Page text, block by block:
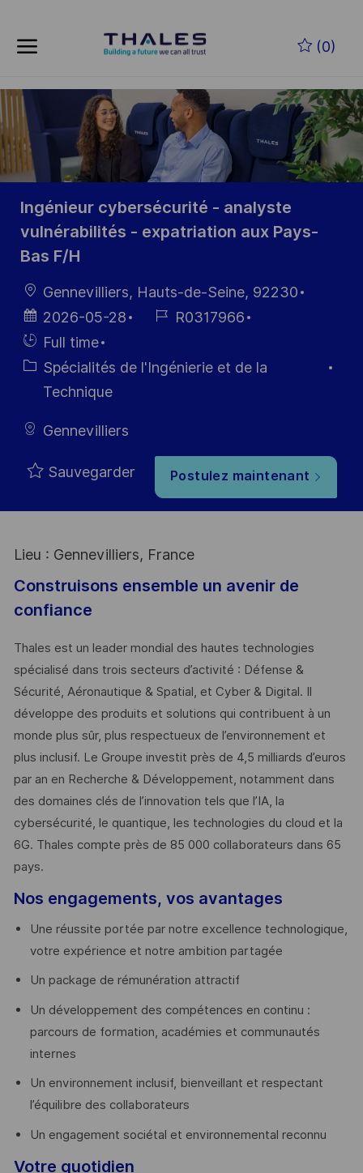
(0)
-
Ingénieur cybersécurité - analyste
vulnérabilités - expatriation aux Pays-
Bas F/H
localisation
Gennevilliers, Hauts-de-Seine, 92230
Date
d’affichage
2026-05-28
Référence
R0317966
Hiring
Type
Full time
Catégorie
Spécialités de l'Ingénierie et de la
Technique
Gennevilliers
Sauvegarder Postulez maintenant
Lieu : Gennevilliers, France
Construisons ensemble un avenir de
confiance
Thales est un leader mondial des hautes technologies
spécialisé dans trois secteurs d’activité : Défense &
Sécurité, Aéronautique & Spatial, et Cyber & Digital. Il
développe des produits et solutions qui contribuent à un
monde plus sûr, plus respectueux de l’environnement et
plus inclusif. Le Groupe investit près de 4,5 milliards d’euros
par an en Recherche & Développement, notamment dans
des domaines clés de l’innovation tels que l’IA, la
cybersécurité, le quantique, les technologies du cloud et la
6G. Thales compte près de 85 000 collaborateurs dans 65
pays. ​
Nos engagements, vos avantages
Une réussite portée par notre excellence technologique,
votre expérience et notre ambition partagée
Un package de rémunération attractif
Un développement des compétences en continu :
parcours de formation, académies et communautés
internes
Un environnement inclusif, bienveillant et respectant
l’équilibre des collaborateurs
Un engagement sociétal et environnemental reconnu
Votre quotidien